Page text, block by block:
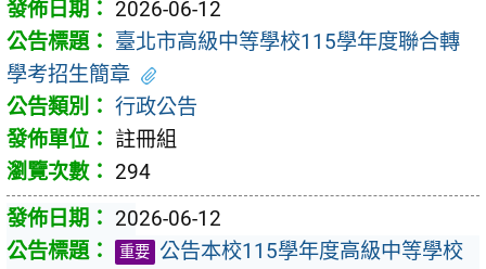
2026-06-12
臺北市高級中等學校115學年度聯合轉
學考招生簡章
行政公告
註冊組
294
2026-06-12
重要 公告本校115學年度高級中等學校